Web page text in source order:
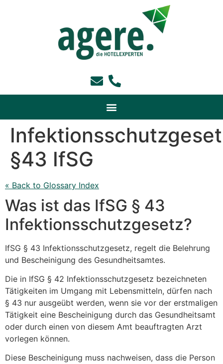
§43 IfSG
« Back to Glossary Index
Was ist das IfSG § 43
Infektionsschutzgesetz?
IfSG § 43 Infektionsschutzgesetz, regelt die Belehrung
und Bescheinigung des Gesundheitsamtes.
Die in IfSG § 42 Infektionsschutzgesetz bezeichneten
Tätigkeiten im Umgang mit Lebensmitteln, dürfen nach
§ 43 nur ausgeübt werden, wenn sie vor der erstmaligen
Tätigkeit eine Bescheinigung durch das Gesundheitsamt
oder durch einen von diesem Amt beauftragten Arzt
vorlegen können.
Diese Bescheinigung muss nachweisen, dass die Person